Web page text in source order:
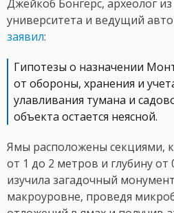
Джейкоб Бонгерс, археолог
университета и ведущий
заявил:
Гипотезы о назначении
от обороны, хранения и
улавливания тумана и
объекта остается неясной.
Ямы расположены секциями,
от 1 до 2 метров и глубину
изучила загадочный
макроуровне, проведя